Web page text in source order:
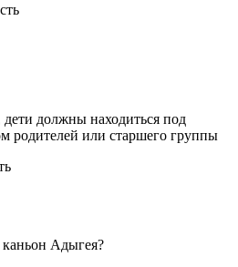
должны находиться под
родителей или старшего группы
Адыгея?